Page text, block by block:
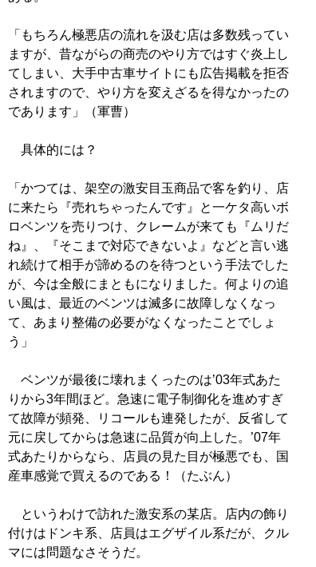
「もちろん極悪店の流れを汲む店は多数残ってい
ますが、昔ながらの商売のやり方ではすぐ炎上し
てしまい、大手中古車サイトにも広告掲載を拒否
されますので、やり方を変えざるを得なかったの
であります」（軍曹）
具体的には？
「かつては、架空の激安目玉商品で客を釣り、店
に来たら『売れちゃったんです』と一ケタ高いボ
ロベンツを売りつけ、クレームが来ても『ムリだ
ね』、『そこまで対応できないよ』などと言い逃
れ続けて相手が諦めるのを待つという手法でした
が、今は全般にまともになりました。何よりの追
い風は、最近のベンツは滅多に故障しなくなっ
て、あまり整備の必要がなくなったことでしょ
う」
ベンツが最後に壊れまくったのは’03年式あた
りから3年間ほど。急速に電子制御化を進めすぎ
て故障が頻発、リコールも連発したが、反省して
元に戻してからは急速に品質が向上した。’07年
式あたりからなら、店員の見た目が極悪でも、国
産車感覚で買えるのである！（たぶん）
というわけで訪れた激安系の某店。店内の飾り
付けはドンキ系、店員はエグザイル系だが、クル
マには問題なさそうだ。